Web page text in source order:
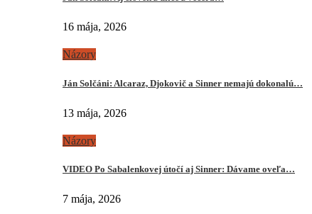
16 mája, 2026
Názory
Ján Solčáni: Alcaraz, Djokovič a Sinner nemajú dokonalú…
13 mája, 2026
Názory
VIDEO Po Sabalenkovej útočí aj Sinner: Dávame oveľa…
7 mája, 2026